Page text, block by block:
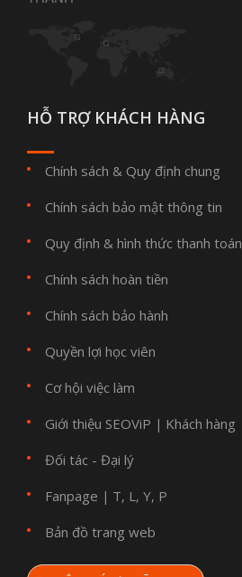
HỖ TRỢ KHÁCH HÀNG
Chính sách & Quy định chung
Chính sách bảo mật thông tin
Quy định & hình thức thanh toán
Chính sách hoàn tiền
Chính sách bảo hành
Quyền lợi học viên
Cơ hội việc làm
Giới thiệu SEOViP | Khách hàng
Đối tác - Đại lý
Fanpage | T, L, Y, P
Bản đồ trang web